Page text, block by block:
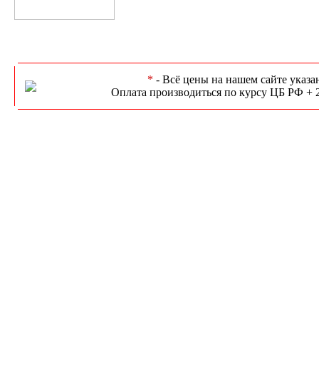
* - Всё цены на нашем сайте
Оплата производиться по курсу ЦБ РФ +